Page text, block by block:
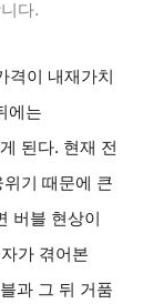
다.
격이 내재가치
에는
된다. 현재 전
기 때문에 큰
버블 현상이
가 겪어본
과 그 뒤 거품